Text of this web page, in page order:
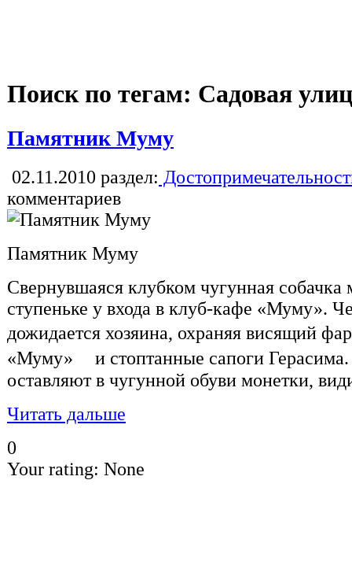
Поиск по тегам: Садовая
Памятник Муму
02.11.2010 раздел:
комментариев
Памятник Муму
Свернувшаяся клубком чугунная собачка
ступеньке у входа в клуб-кафе «Муму».
дожидается хозяина, охраняя висящий
«Муму» и стоптанные сапоги Герасима.
оставляют в чугунной обуви монетки,
Читать дальше
0
Your rating: None